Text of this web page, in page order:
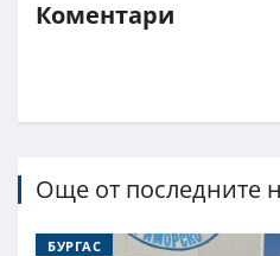
Коментари
Още от последните
БУРГАС